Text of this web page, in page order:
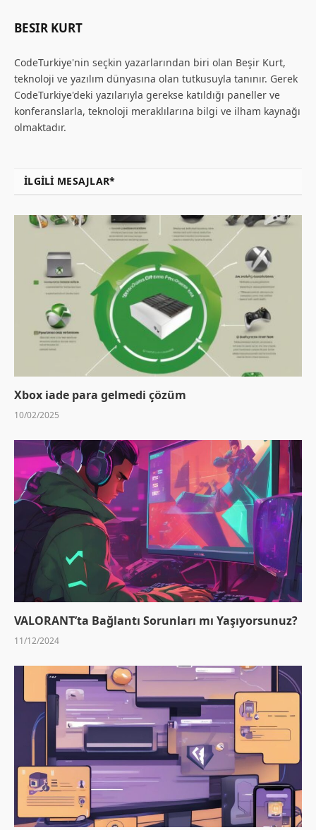
BESIR KURT
CodeTurkiye'nin seçkin yazarlarından biri olan Beşir Kurt,
teknoloji ve yazılım dünyasına olan tutkusuyla tanınır. Gerek
CodeTurkiye'deki yazılarıyla gerekse katıldığı paneller ve
konferanslarla, teknoloji meraklılarına bilgi ve ilham kaynağı
olmaktadır.
İLGILI MESAJLAR*
Xbox iade para gelmedi çözüm
10/02/2025
VALORANT’ta Bağlantı Sorunları mı Yaşıyorsunuz?
11/12/2024